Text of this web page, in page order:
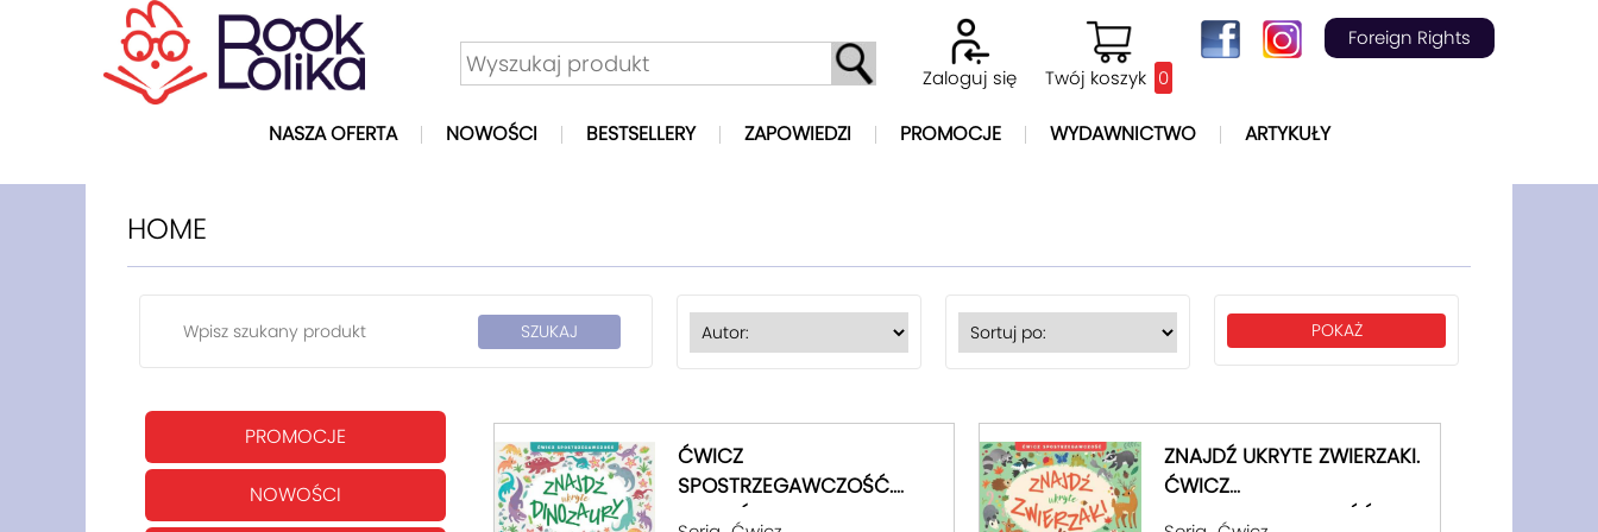
Zaloguj się Twój koszyk 0
Foreign Rights
NASZA OFERTA NOWOŚCI BESTSELLERY ZAPOWIEDZI PROMOCJE WYDAWNICTWO ARTYKUŁY
HOME
PROMOCJE
NOWOŚCI
ĆWICZ
SPOSTRZEGAWCZOŚĆ.
ZNAJDŹ UKRYTE
ZNAJDŹ UKRYTE ZWIERZAKI.
ĆWICZ
SPOSTRZEGAWCZOŚĆ.